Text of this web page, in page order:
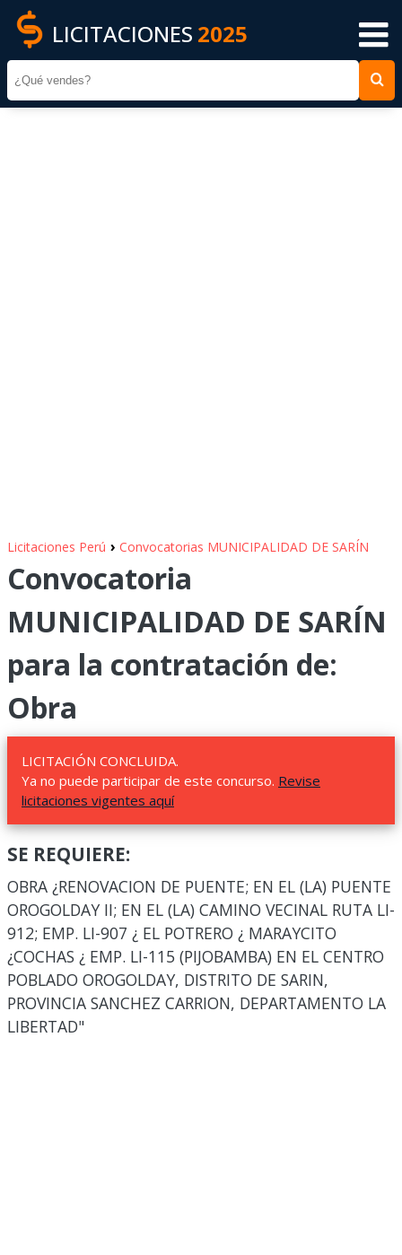
LICITACIONES 2025
Licitaciones Perú › Convocatorias MUNICIPALIDAD DE SARÍN
Convocatoria
MUNICIPALIDAD DE SARÍN
para la contratación de:
Obra
LICITACIÓN CONCLUIDA.
Ya no puede participar de este concurso. Revise
licitaciones vigentes aquí
SE REQUIERE:
OBRA ¿RENOVACION DE PUENTE; EN EL (LA) PUENTE
OROGOLDAY II; EN EL (LA) CAMINO VECINAL RUTA LI-
912; EMP. LI-907 ¿ EL POTRERO ¿ MARAYCITO
¿COCHAS ¿ EMP. LI-115 (PIJOBAMBA) EN EL CENTRO
POBLADO OROGOLDAY, DISTRITO DE SARIN,
PROVINCIA SANCHEZ CARRION, DEPARTAMENTO LA
LIBERTAD"